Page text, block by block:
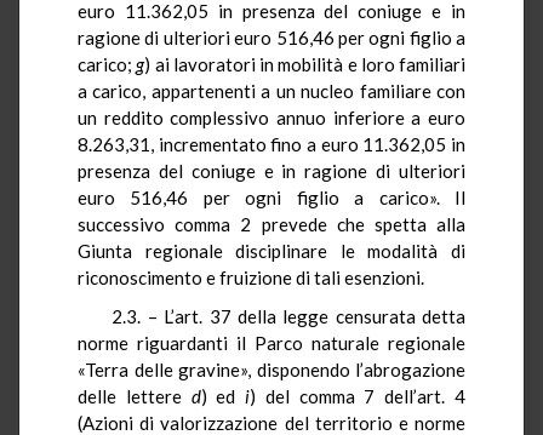
euro 11.362,05 in presenza del coniuge e in
ragione di ulteriori euro 516,46 per ogni figlio a
carico;g) ai lavoratori in mobilità e loro familiari
a carico, appartenenti a un nucleo familiare con
un reddito complessivo annuo inferiore a euro
8.263,31, incrementato fino a euro 11.362,05 in
presenza del coniuge e in ragione di ulteriori
euro 516,46 per ogni figlio a carico». Il
successivo comma 2 prevede che spetta alla
Giunta regionale disciplinare le modalità di
riconoscimento e fruizione di tali esenzioni.
2.3. – L’art. 37 della legge censurata detta
norme riguardanti il Parco naturale regionale
«Terra delle gravine», disponendo l’abrogazione
delle lettere d) edi) del comma 7 dell’art. 4
(Azioni di valorizzazione del territorio e norme